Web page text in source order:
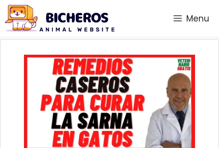
Saltar
al
contenido
Menu